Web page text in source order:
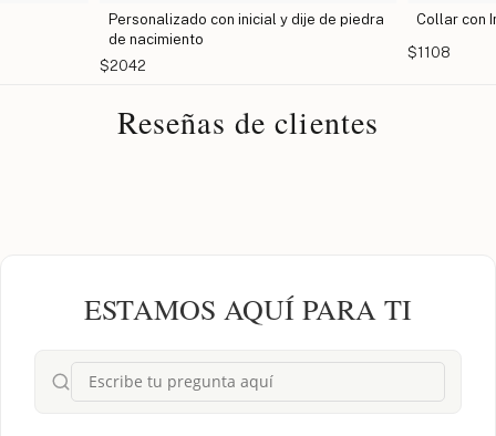
Personalizado con inicial y dije de piedra
de nacimiento
$2042
Collar con
$1108
Reseñas de clientes
ESTAMOS AQUÍ PARA TI